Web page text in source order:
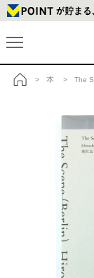
> 本 > The